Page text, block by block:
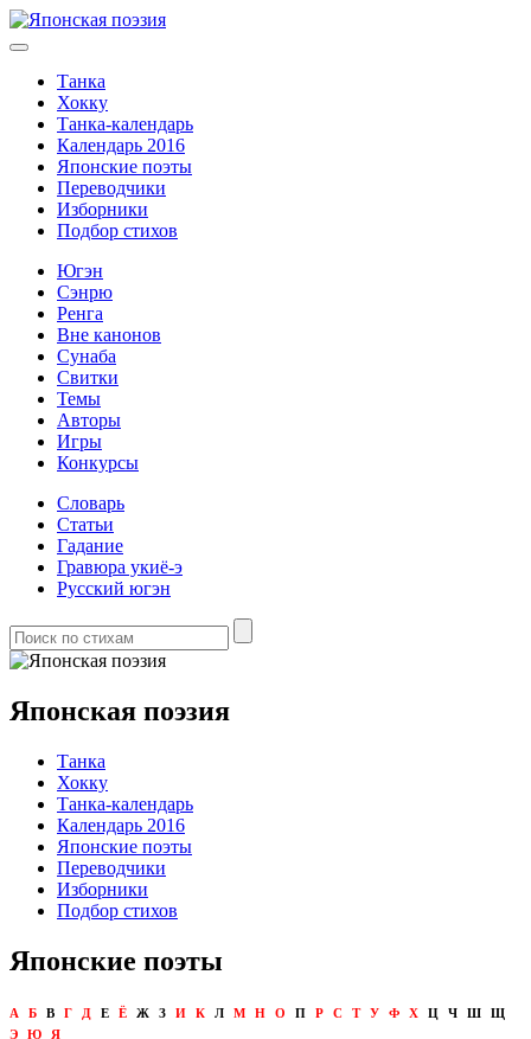
Танка
Хокку
Танка-календарь
Календарь 2016
Японские поэты
Переводчики
Изборники
Подбор стихов
Югэн
Сэнрю
Ренга
Вне канонов
Сунаба
Свитки
Темы
Авторы
Игры
Конкурсы
Словарь
Статьи
Гадание
Гравюра укиё-э
Русский югэн
Японская поэзия
Танка
Хокку
Танка-календарь
Календарь 2016
Японские поэты
Переводчики
Изборники
Подбор стихов
Японские поэты
А Б В Г Д Е Ё Ж З И К Л М Н О П Р С Т У Ф Х Ц Ч Ш
Щ
Э
Ю Я